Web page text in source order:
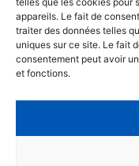
appareils. Le fait de
traiter des données telles
uniques sur ce site. Le fait
consentement peut avoir
et fonctions.
Mentions légales
Politique de